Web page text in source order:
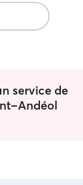
service de
Andéol